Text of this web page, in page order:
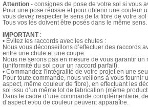
Attention - consignes de pose de votre sol si vous
Pour une pose réussie et pour obtenir une couleur
vous devez respecter le sens de la fibre de votre
Tous vos lés doivent être posés dans le même sens.
IMPORTANT:
• Évitez les raccords avec les chutes :
Nous vous déconseillons d’effectuer des raccords
entre une chute et une coupe.
Nous ne serons pas en mesure de vous garantir un
(uniformité du sol pour un raccord parfait).
• Commandez l'intégralité de votre projet en une
Pour toute commande, nous veillons à vous fournir
aspect, même couleur de fibre), en effectuant les
sol issu d’un même lot de fabrication (même
Dans le cadre d’une commande complémentaire,
d’aspect et/ou de couleur peuvent apparaître.